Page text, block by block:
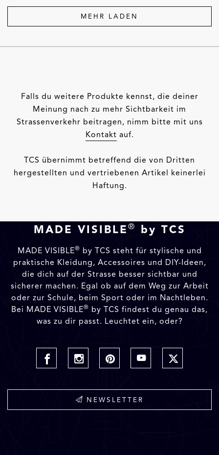
MEHR LADEN
Falls du weitere Produkte kennst, die deiner
Meinung nach zu mehr Sichtbarkeit im
Strassenverkehr beitragen, nimm bitte mit uns
Kontakt auf.
TCS übernimmt betreffend die von Dritten
hergestellten und vertriebenen Artikel keinerlei
Haftung.
MADE VISIBLE ® by TCS
MADE VISIBLE® by TCS steht für stylische und
praktische Kleidung, Accessoires und DIY-Ideen,
die dich auf der Strasse besser sichtbar und
sicherer machen. Egal ob auf dem Weg zur Arbeit
oder zur Schule, beim Sport oder im Nachtleben.
Bei MADE VISIBLE® by TCS findest du genau das,
was zu dir passt. Leuchtet ein, oder?
NEWSLETTER